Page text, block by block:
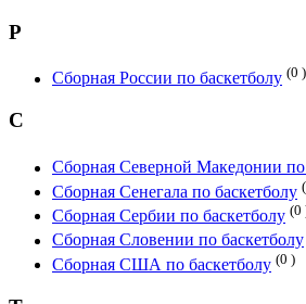
Р
Сборная России по баскетболу (0 )
С
Сборная Северной Македонии по
Сборная Сенегала по баскетболу
Сборная Сербии по баскетболу (0
Сборная Словении по баскетболу
Сборная США по баскетболу (0 )